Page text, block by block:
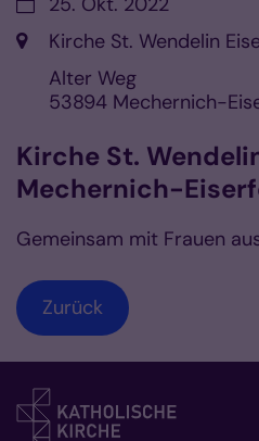
Ort: Kirche St. Wendelin
Alter Weg
53894 Mechernich-
Kirche St.
Mechernich-
Gemeinsam mit Frauen
Zurück